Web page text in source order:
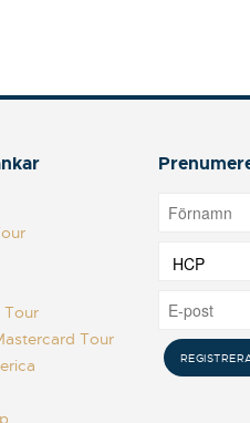
Tour
Tour